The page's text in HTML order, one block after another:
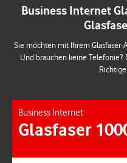
Business Internet
Sie möchten mit Ihrem
Und brauchen keine Telefonie?
Business Internet
Glasfaser